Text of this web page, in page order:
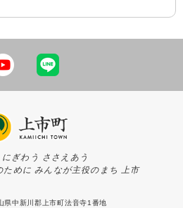
にぎわう ささえあう
ために みんなが主役のまち 上市
中新川郡上市町法音寺1番地